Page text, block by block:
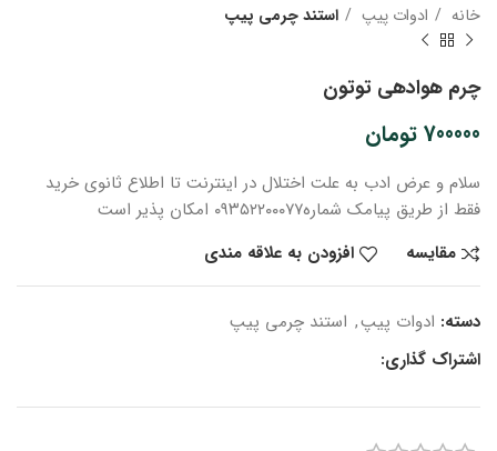
خانه ادوات پیپ استند چرمی پیپ
چرم هوادهی توتون
700000 تومان
سلام و عرض ادب به علت اختلال در اینترنت تا اطلاع ثانوی خرید
فقط از طریق پیامک شماره۰۹۳۵۲۲۰۰۰۷۷ امکان پذیر است
مقایسه
افزودن به علاقه مندی
دسته: ادوات پیپ, استند چرمی پیپ
اشتراک گذاری: